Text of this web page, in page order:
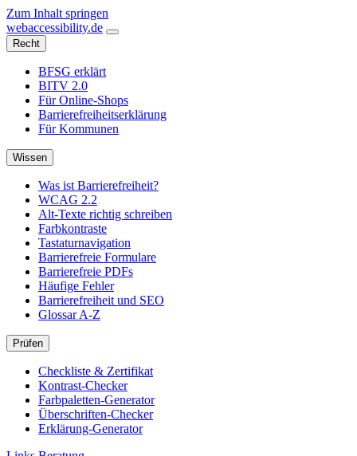
Zum Inhalt springen
webaccessibility.de
Recht
BFSG erklärt
BITV 2.0
Für Online-Shops
Barrierefreiheitserklärung
Für Kommunen
Wissen
Was ist Barrierefreiheit?
WCAG 2.2
Alt-Texte richtig schreiben
Farbkontraste
Tastaturnavigation
Barrierefreie Formulare
Barrierefreie PDFs
Häufige Fehler
Barrierefreiheit und SEO
Glossar A-Z
Prüfen
Checkliste & Zertifikat
Kontrast-Checker
Farbpaletten-Generator
Überschriften-Checker
Erklärung-Generator